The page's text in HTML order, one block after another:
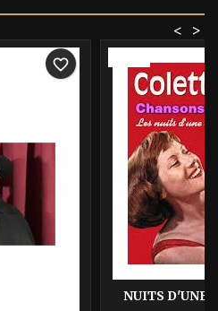
>
<
favorite_border
NUITS D'UNE